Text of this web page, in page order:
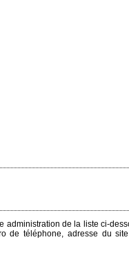
administration de la liste ci-
de téléphone, adresse du